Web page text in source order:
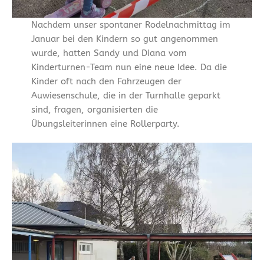
Nachdem unser spontaner Rodelnachmittag im
Januar bei den Kindern so gut angenommen
wurde, hatten Sandy und Diana vom
Kinderturnen-Team nun eine neue Idee. Da die
Kinder oft nach den Fahrzeugen der
Auwiesenschule, die in der Turnhalle geparkt
sind, fragen, organisierten die
Übungsleiterinnen eine Rollerparty.